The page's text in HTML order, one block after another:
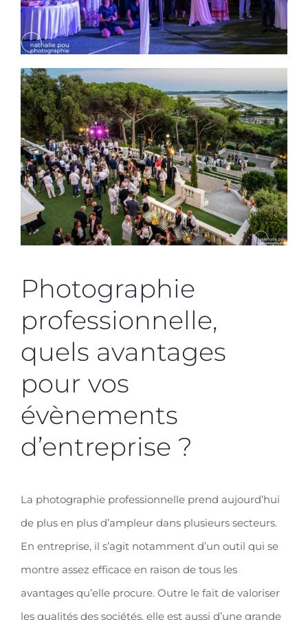
Photographie
professionnelle,
quels avantages
pour vos
évènements
d’entreprise ?
La photographie professionnelle prend aujourd’hui
de plus en plus d’ampleur dans plusieurs secteurs.
En entreprise, il s’agit notamment d’un outil qui se
montre assez efficace en raison de tous les
avantages qu’elle procure. Outre le fait de valoriser
les qualités des sociétés, elle est aussi d’une grande